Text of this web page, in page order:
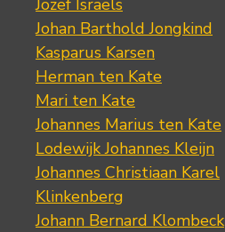
Johan Barthold Jongkind
Kasparus Karsen
Herman ten Kate
Mari ten Kate
Johannes Marius ten Kate
Lodewijk Johannes Kleijn
Johannes Christiaan Karel
Klinkenberg
Johann Bernard Klombeck